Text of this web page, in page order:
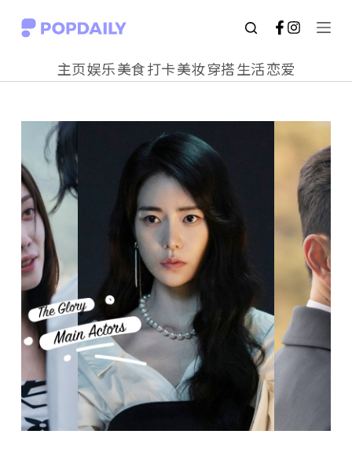
S
t
c
o
n
t
e
t
主页娱乐美食打卡美妆穿搭生活恋爱